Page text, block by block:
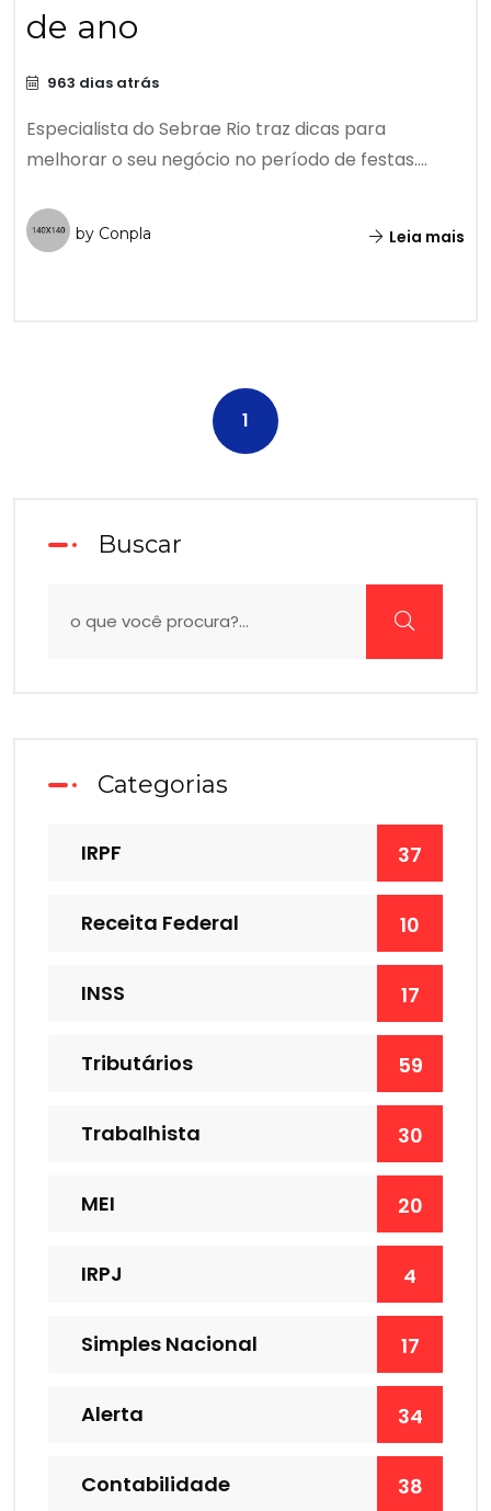
de ano
963 dias atrás
Especialista do Sebrae Rio traz dicas para
melhorar o seu negócio no período de festas....
by Conpla Leia mais
1
Buscar
Categorias
IRPF 37
Receita Federal 10
INSS 17
Tributários 59
Trabalhista 30
MEI 20
IRPJ 4
Simples Nacional 17
Alerta 34
Contabilidade 38